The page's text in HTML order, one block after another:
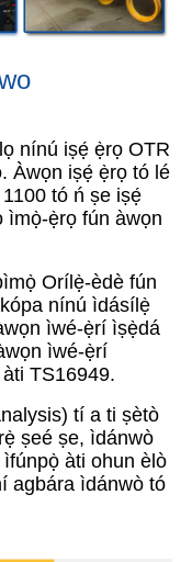
nínú iṣẹ́ ẹ̀rọ OTR
Àwọn iṣẹ́ ẹ̀rọ tó lé
tó ń ṣe iṣẹ́
ìmọ̀-ẹ̀rọ fún àwọn
Orílẹ̀-èdè fún
nínú ìdásílẹ̀
ìwé-ẹ̀rí ìṣẹ̀dá
ìwé-ẹ̀rí
TS16949.
tí a ti ṣètò
ṣeé ṣe, ìdánwò
àti ohun èlò
agbára ìdánwò tó